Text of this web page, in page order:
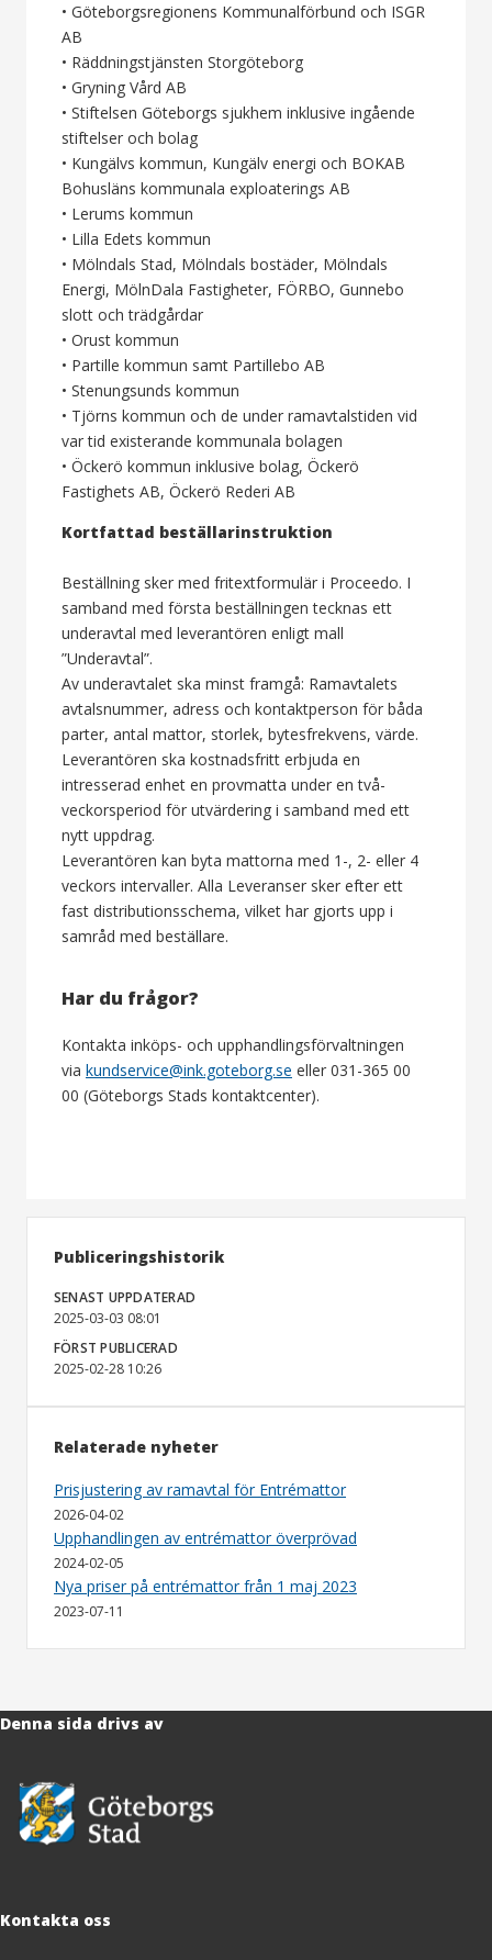
• Göteborgsregionens Kommunalförbund och ISGR
AB
• Räddningstjänsten Storgöteborg
• Gryning Vård AB
• Stiftelsen Göteborgs sjukhem inklusive ingående
stiftelser och bolag
• Kungälvs kommun, Kungälv energi och BOKAB
Bohusläns kommunala exploaterings AB
• Lerums kommun
• Lilla Edets kommun
• Mölndals Stad, Mölndals bostäder, Mölndals
Energi, MölnDala Fastigheter, FÖRBO, Gunnebo
slott och trädgårdar
• Orust kommun
• Partille kommun samt Partillebo AB
• Stenungsunds kommun
• Tjörns kommun och de under ramavtalstiden vid
var tid existerande kommunala bolagen
• Öckerö kommun inklusive bolag, Öckerö
Fastighets AB, Öckerö Rederi AB
Kortfattad beställarinstruktion
Beställning sker med fritextformulär i Proceedo. I
samband med första beställningen tecknas ett
underavtal med leverantören enligt mall
”Underavtal”.
Av underavtalet ska minst framgå: Ramavtalets
avtalsnummer, adress och kontaktperson för båda
parter, antal mattor, storlek, bytesfrekvens, värde.
Leverantören ska kostnadsfritt erbjuda en
intresserad enhet en provmatta under en två-
veckorsperiod för utvärdering i samband med ett
nytt uppdrag.
Leverantören kan byta mattorna med 1-, 2- eller 4
veckors intervaller. Alla Leveranser sker efter ett
fast distributionsschema, vilket har gjorts upp i
samråd med beställare.
Har du frågor?
Kontakta inköps- och upphandlingsförvaltningen
via kundservice@ink.goteborg.se eller 031-365 00
00 (Göteborgs Stads kontaktcenter).
Publiceringshistorik
SENAST UPPDATERAD
2025-03-03 08:01
FÖRST PUBLICERAD
2025-02-28 10:26
Relaterade nyheter
Prisjustering av ramavtal för Entrémattor
2026-04-02
Upphandlingen av entrémattor överprövad
2024-02-05
Nya priser på entrémattor från 1 maj 2023
2023-07-11
Denna sida drivs av
Kontakta oss